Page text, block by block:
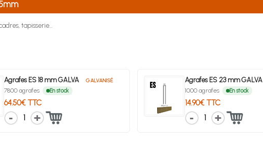
tapisserie...
Agrafes ES 18 mm GALVA GALVANISÉ
7800 agrafes En stock
64.50€ TTC
1
Agrafes ES 23 mm GALVA
1000 agrafes En stock
14.90€ TTC
1